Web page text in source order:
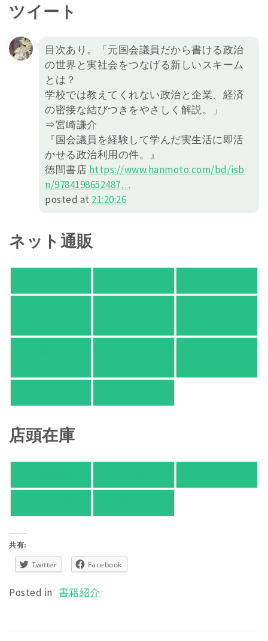
ツイート
目次あり。「元国会議員だから書ける政治
の世界と実社会をつなげる新しいスキーム
とは？
学校では教えてくれない政治と企業、経済
の密接な結びつきをやさしく解説。」
⇒宮崎謙介
『国会議員を経験して学んだ実生活に即活
かせる政治利用の件。』
徳間書店 https://www.hanmoto.com/bd/isb
n/9784198652487…
posted at 21:20:26
ネット通販
店頭在庫
共有:
Twitter Facebook
Posted in 書籍紹介